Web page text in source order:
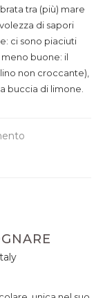
tra (più) mare
di sapori
ci sono piaciuti
buone: il
non croccante),
buccia di limone.